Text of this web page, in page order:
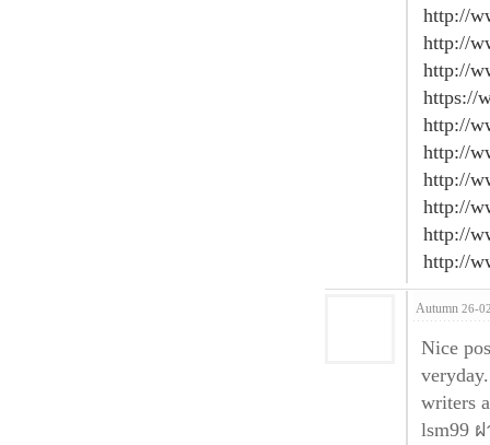
http://
http://
http://
https://
http://
http://
http://
http://
http://
http://
Autumn 26-
Nice
writers
lsm99